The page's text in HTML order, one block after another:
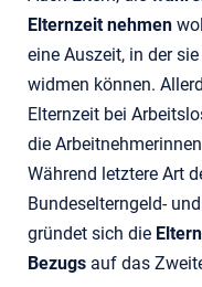
Elternzeit nehmen
eine Auszeit, in der
widmen können.
Elternzeit bei
die
Während letztere Art
Bundeselterngeld-
gründet sich die
Bezugs auf das